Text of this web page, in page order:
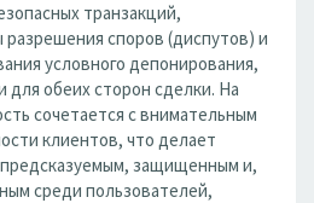
транзакций,
споров (диспутов) и
условного депонирования,
для обеих сторон сделки. На
сочетается с внимательным
клиентов, что делает
защищенным и,
среди пользователей,